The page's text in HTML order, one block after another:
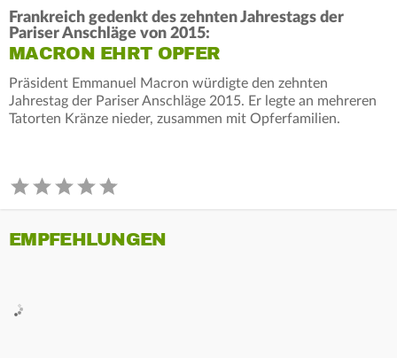
Frankreich gedenkt des zehnten Jahrestags der
Pariser Anschläge von 2015:
MACRON EHRT OPFER
Präsident Emmanuel Macron würdigte den zehnten
Jahrestag der Pariser Anschläge 2015. Er legte an mehreren
Tatorten Kränze nieder, zusammen mit Opferfamilien.
EMPFEHLUNGEN